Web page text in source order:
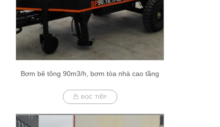
Bơm bê tông 90m3/h, bơm tòa nhà cao tầng
ĐỌC TIẾP